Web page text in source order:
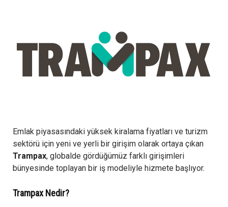
Emlak piyasasındaki yüksek kiralama fiyatları ve turizm
sektörü için yeni ve yerli bir girişim olarak ortaya çıkan
Trampax, globalde gördüğümüz farklı girişimleri
bünyesinde toplayan bir iş modeliyle hizmete başlıyor.
Trampax Nedir?